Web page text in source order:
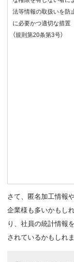
法等情報の取扱いを防
に必要かつ適切な措置
（規則第20条第3号）
さて、匿名加工情報
企業様も多いかもし
り、社員の統計情報
されているかもしれま